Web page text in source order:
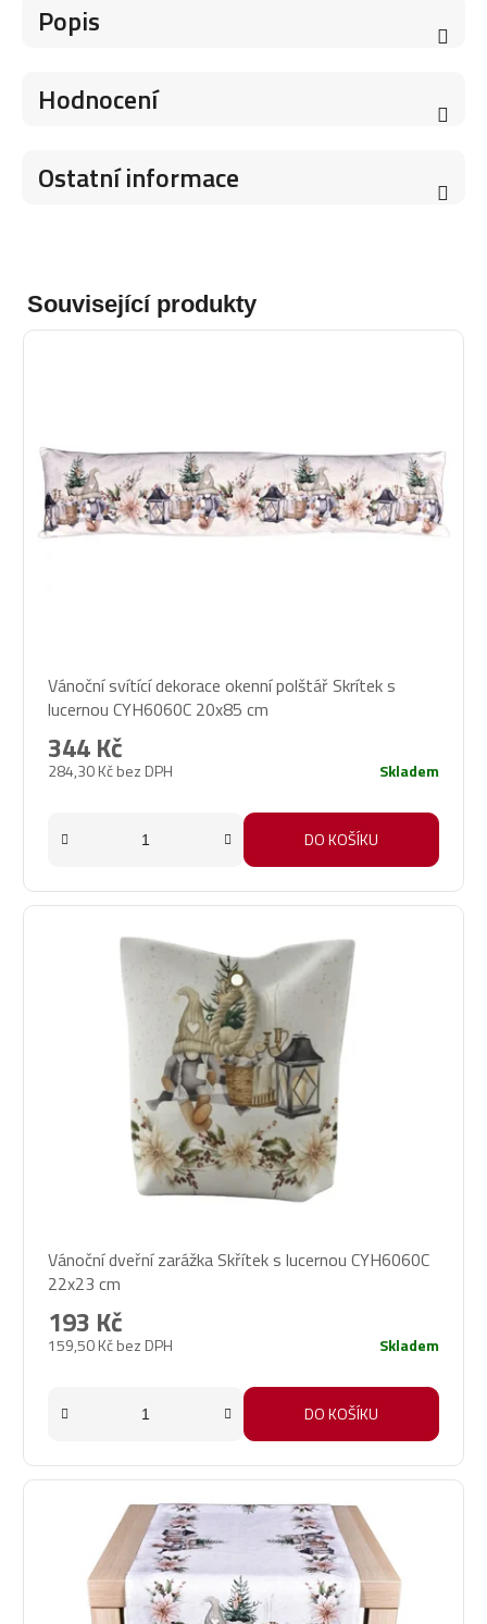
Popis
Hodnocení
Ostatní informace
Související produkty
Vánoční svítící dekorace okenní polštář Skrítek s
lucernou CYH6060C 20x85 cm
284,30 Kč bez DPH
344 Kč
Skladem
DO KOŠÍKU
Vánoční dveřní zarážka Skřítek s lucernou CYH6060C
22x23 cm
159,50 Kč bez DPH
193 Kč
Skladem
DO KOŠÍKU